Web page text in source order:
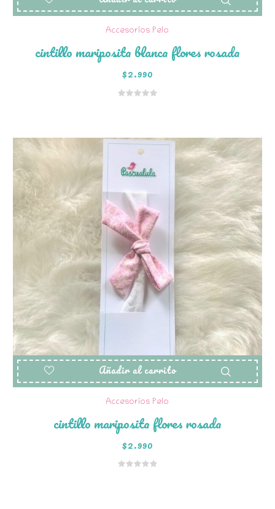
Accesorios Pelo
cintillo mariposita blanca flores rosada
$2.990
Añadir al carrito
Accesorios Pelo
cintillo mariposita flores rosada
$2.990